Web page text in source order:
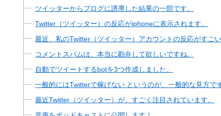
ツイッターからブログに誘導した結果の一部です。
Twitter（ツイッター）の反応がiphoneに表示されます。
最近、私のTwitter（ツイッター）アカウントの反応がすご
コメントスパムは、本当に勘弁して欲しいですね。
自動でツイートするbotを3つ作成しました。
一般的にはTwitterで稼げない というのが、一般的な見方で
最近Twitter（ツイッター）が、すごく注目されています。